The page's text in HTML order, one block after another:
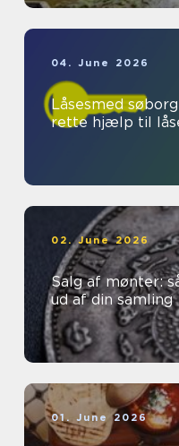
04. June 2026
Låsesmed søborg sådan vælger du den
rette hjælp til
02. June 2026
Salg af mønter:
ud af din samling
01. June 2026